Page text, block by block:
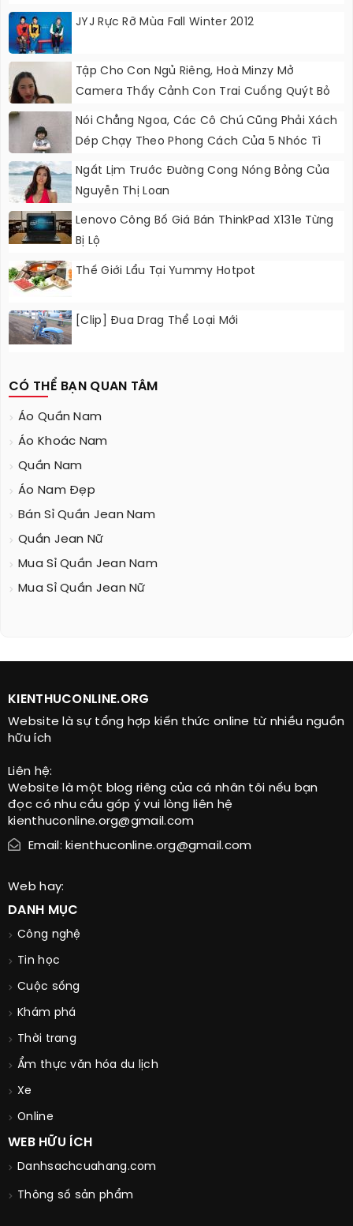
JYJ Rực Rỡ Mùa Fall Winter 2012
Tập Cho Con Ngủ Riêng, Hoà Minzy Mở
Camera Thấy Cảnh Con Trai Cuống Quýt Bỏ
Chạy Khỏi Phòng
Nói Chẳng Ngoa, Các Cô Chú Cũng Phải Xách
Dép Chạy Theo Phong Cách Của 5 Nhóc Tì
Này
Ngất Lịm Trước Đường Cong Nóng Bỏng Của
Nguyễn Thị Loan
Lenovo Công Bố Giá Bán ThinkPad X131e Từng
Bị Lộ
Thế Giới Lẩu Tại Yummy Hotpot
[Clip] Đua Drag Thể Loại Mới
CÓ THỂ BẠN QUAN TÂM
Áo Quần Nam
Áo Khoác Nam
Quần Nam
Áo Nam Đẹp
Bán Sỉ Quần Jean Nam
Quần Jean Nữ
Mua Sỉ Quần Jean Nam
Mua Sỉ Quần Jean Nữ
KIENTHUCONLINE.ORG
Website là sự tổng hợp kiến thức online từ nhiều nguồn
hữu ích
Liên hệ:
Website là một blog riêng của cá nhân tôi nếu bạn
đọc có nhu cầu góp ý vui lòng liên hệ
kienthuconline.org@gmail.com
Email: kienthuconline.org@gmail.com
Web hay:
DANH MỤC
Công nghệ
Tin học
Cuộc sống
Khám phá
Thời trang
Ẩm thực văn hóa du lịch
Xe
Online
WEB HỮU ÍCH
Danhsachcuahang.com
Thông số sản phẩm